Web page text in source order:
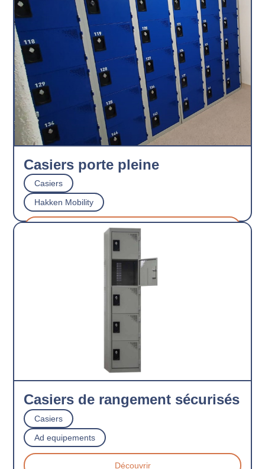
Casiers porte pleine
Casiers
Hakken Mobility
Découvrir
Casiers de rangement sécurisés
Casiers
Ad equipements
Découvrir